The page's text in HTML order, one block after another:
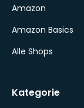
Amazon
Amazon Basics
Alle Shops
Kategorie